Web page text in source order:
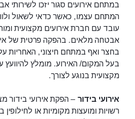
במתחם אירועים סגור יזכו לשירותי
המתחם עצמו, כאשר כדאי לשאול
עובד עם חברת אירועים מקצועית
אבטחה מלאים. בהפקה פרטית של
בחצר ואף במתחם חיצוני, האחריות
בעל המקום/ האירוע. מומלץ
מקצועית בנוגע לצורך.
אירועי בידור – הפקת אירועי בידור
רשויות ומועצות מקומיות או לחילופין